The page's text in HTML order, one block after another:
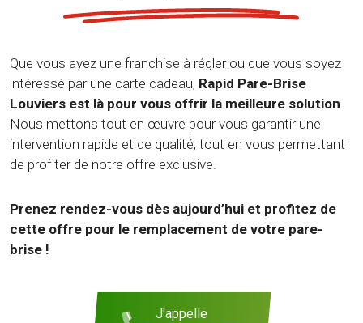
Que vous ayez une franchise à régler ou que vous soyez
intéressé par une carte cadeau, Rapid Pare-Brise
Louviers est là pour vous offrir la meilleure solution.
Nous mettons tout en œuvre pour vous garantir une
intervention rapide et de qualité, tout en vous permettant
de profiter de notre offre exclusive.
Prenez rendez-vous dès aujourd’hui et profitez de
cette offre pour le remplacement de votre pare-
brise !
J'appelle